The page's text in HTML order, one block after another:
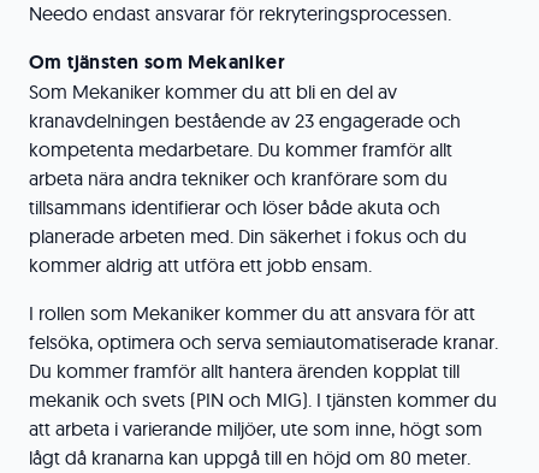
Needo endast ansvarar för rekryteringsprocessen.
Om tjänsten som Mekaniker
Som Mekaniker kommer du att bli en del av
kranavdelningen bestående av 23 engagerade och
kompetenta medarbetare. Du kommer framför allt
arbeta nära andra tekniker och kranförare som du
tillsammans identifierar och löser både akuta och
planerade arbeten med. Din säkerhet i fokus och du
kommer aldrig att utföra ett jobb ensam.
I rollen som Mekaniker kommer du att ansvara för att
felsöka, optimera och serva semiautomatiserade kranar.
Du kommer framför allt hantera ärenden kopplat till
mekanik och svets (PIN och MIG). I tjänsten kommer du
att arbeta i varierande miljöer, ute som inne, högt som
lågt då kranarna kan uppgå till en höjd om 80 meter.